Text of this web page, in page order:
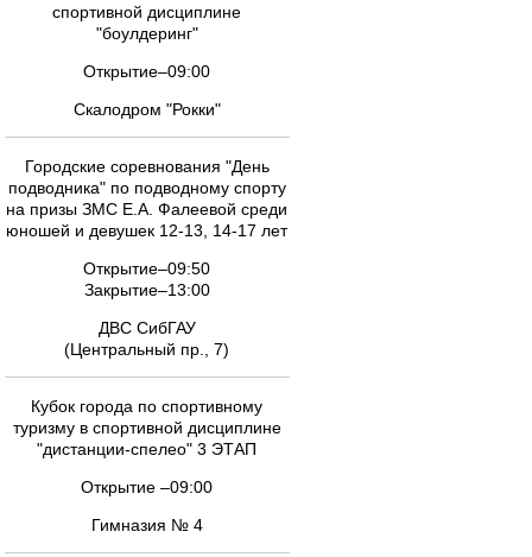
спортивной дисциплине
"боулдеринг"
Открытие–09:00
Скалодром "Рокки"
Городские соревнования "День
подводника" по подводному спорту
на призы ЗМС Е.А. Фалеевой среди
юношей и девушек 12-13, 14-17 лет
Открытие–09:50
Закрытие–13:00
ДВС СибГАУ
(Центральный пр., 7)
Кубок города по спортивному
туризму в спортивной дисциплине
"дистанции-спелео" 3 ЭТАП
Открытие –09:00
Гимназия № 4